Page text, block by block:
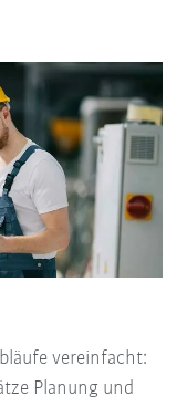
vereinfacht:
Planung und